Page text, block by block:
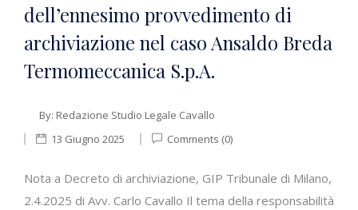
dell’ennesimo provvedimento di
archiviazione nel caso Ansaldo Breda
Termomeccanica S.p.A.
By: Redazione Studio Legale Cavallo
13 Giugno 2025
Comments (0)
Nota a Decreto di archiviazione, GIP Tribunale di Milano,
2.4.2025 di Avv. Carlo Cavallo Il tema della responsabilità